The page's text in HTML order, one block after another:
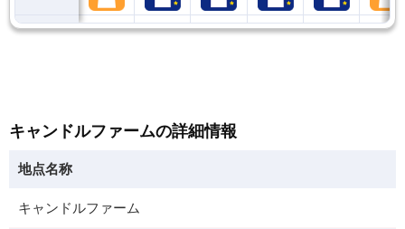
キャンドルファームの詳細情報
地点名称
キャンドルファーム